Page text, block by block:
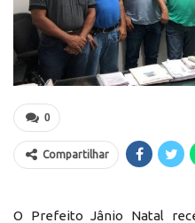
0
Compartilhar
O Prefeito Jânio Natal